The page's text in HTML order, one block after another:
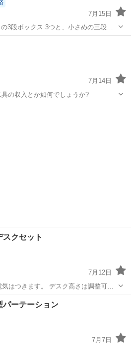
7月15日
3段ボックス 3つと、小さめの三段ボ
類の整理 小物の整理にいかがでしょ
7月14日
ンク品 全体的悪い状態 工具の収入とか如何でしょうか?
スクセット
7月12日
もおつけしま
オフィス用家具
パーテーション
7月7日